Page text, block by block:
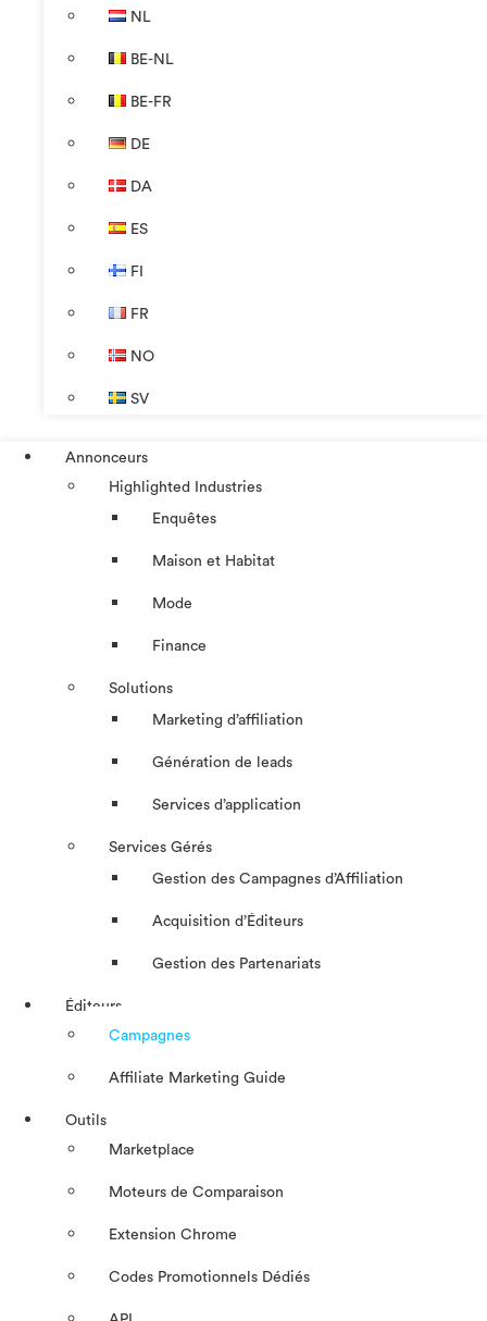
NL
BE-NL
BE-FR
DE
DA
ES
FI
FR
NO
SV
Annonceurs
Highlighted Industries
Enquêtes
Maison et Habitat
Mode
Finance
Solutions
Marketing d’affiliation
Génération de leads
Services d’application
Services Gérés
Gestion des Campagnes d’Affiliation​
Acquisition d’Éditeurs
Gestion des Partenariats
Éditeurs
Campagnes
Affiliate Marketing Guide
Outils
Marketplace
Moteurs de Comparaison
Extension Chrome
Codes Promotionnels Dédiés